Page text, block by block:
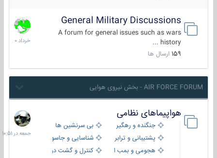
General Military Discussions
A forum for general issues such as wars
history ...
159 ارسال ها
10
خرداد
1400
AIR FORCE FORUM - بخش نیروی هوایی
هواپیماهای نظامی
جنگنده و رهگیر
بی سرنشین ها
پشتیبانی و ترابری
شناسایی و جاسوسی
هجومی و بمب افکن
کنترل و گشت دریایی
جمعه
در
10:51